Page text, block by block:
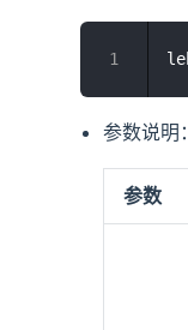
参数说明：
参数